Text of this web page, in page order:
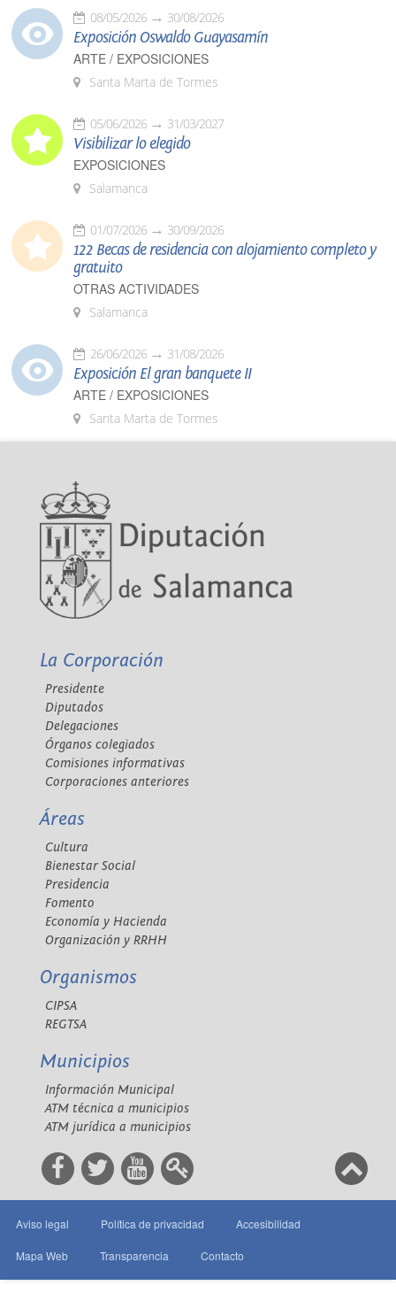
08/05/2026 30/08/2026
Exposición Oswaldo Guayasamín
ARTE / EXPOSICIONES
Santa Marta de Tormes
05/06/2026 31/03/2027
Visibilizar lo elegido
EXPOSICIONES
Salamanca
01/07/2026 30/09/2026
122 Becas de residencia con alojamiento completo y
gratuito
OTRAS ACTIVIDADES
Salamanca
26/06/2026 31/08/2026
Exposición El gran banquete II
ARTE / EXPOSICIONES
Santa Marta de Tormes
La Corporación
Presidente
Diputados
Delegaciones
Órganos colegiados
Comisiones informativas
Corporaciones anteriores
Áreas
Cultura
Bienestar Social
Presidencia
Fomento
Economía y Hacienda
Organización y RRHH
Organismos
CIPSA
REGTSA
Municipios
Información Municipal
ATM técnica a municipios
ATM jurídica a municipios
Aviso legal Política de privacidad Accesibilidad
Mapa Web Transparencia Contacto